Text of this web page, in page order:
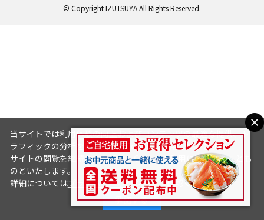
© Copyright IZUTSUYA All Rights Reserved.
当サイトでは利用体験の向上およびコンテンツの最適な提供、ト
ラフィックの分析を目的としてCookieを使用しています。
サイトの閲覧を継続された場合、Cookieの利用に同意したことも
のといたします。
詳細についてはプライバシーポリシーをご確認ください。
承諾する